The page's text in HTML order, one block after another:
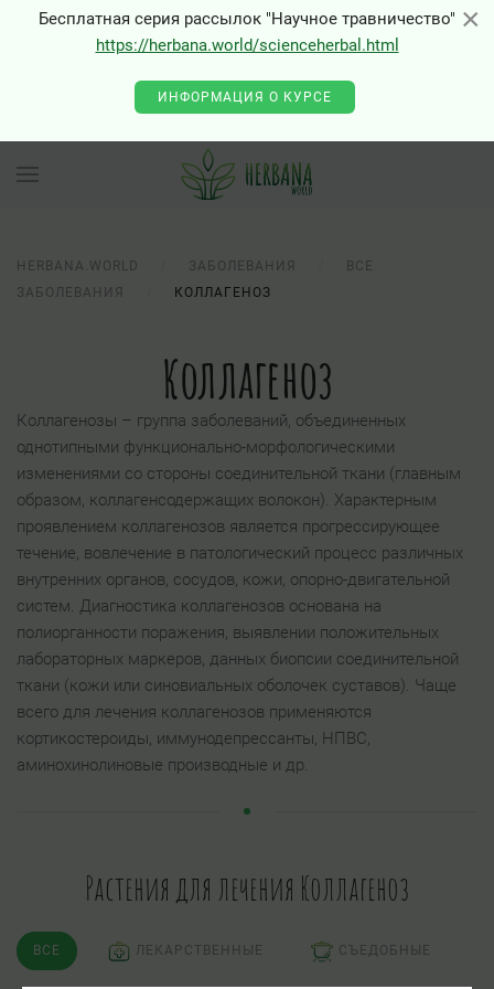
×
Бесплатная серия рассылок "Научное травничество"
https://herbana.world/scienceherbal.html
ИНФОРМАЦИЯ О КУРСЕ
HERBANA.WORLD ЗАБОЛЕВАНИЯ
ВСЕ
ЗАБОЛЕВАНИЯ
КОЛЛАГЕНОЗ
Коллагеноз
Коллагенозы – группа заболеваний, объединенных
однотипными функционально-морфологическими
изменениями со стороны соединительной ткани (главным
образом, коллагенсодержащих волокон). Характерным
проявлением коллагенозов является прогрессирующее
течение, вовлечение в патологический процесс различных
внутренних органов, сосудов, кожи, опорно-двигательной
систем. Диагностика коллагенозов основана на
полиорганности поражения, выявлении положительных
лабораторных маркеров, данных биопсии соединительной
ткани (кожи или синовиальных оболочек суставов). Чаще
всего для лечения коллагенозов применяются
кортикостероиды, иммунодепрессанты, НПВС,
аминохинолиновые производные и др.
Растения для лечения Коллагеноз
ВСЕ ЛЕКАРСТВЕННЫЕ СЪЕДОБНЫЕ
×
0 - Class "Joomla\Input\Json" not found